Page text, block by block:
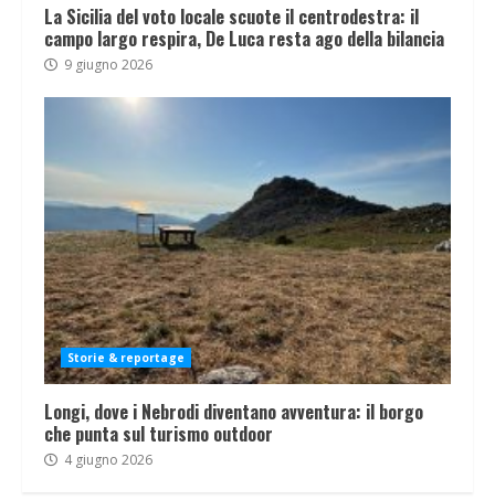
La Sicilia del voto locale scuote il centrodestra: il
campo largo respira, De Luca resta ago della bilancia
9 giugno 2026
Storie & reportage
Longi, dove i Nebrodi diventano avventura: il borgo
che punta sul turismo outdoor
4 giugno 2026